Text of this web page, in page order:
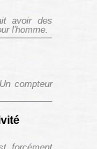
avoir des
l'homme.
compteur